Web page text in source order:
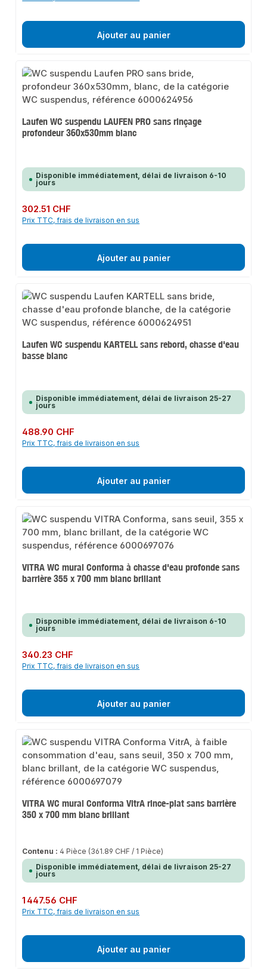
Ajouter au panier
Laufen WC suspendu LAUFEN PRO sans rinçage
profondeur 360x530mm blanc
Disponible immédiatement, délai de livraison 6-10
jours
Prix régulier :
302.51 CHF
Prix TTC, frais de livraison en sus
Ajouter au panier
Laufen WC suspendu KARTELL sans rebord, chasse d'eau
basse blanc
Disponible immédiatement, délai de livraison 25-27
jours
Prix régulier :
488.90 CHF
Prix TTC, frais de livraison en sus
Ajouter au panier
VITRA WC mural Conforma à chasse d'eau profonde sans
barrière 355 x 700 mm blanc brillant
Disponible immédiatement, délai de livraison 6-10
jours
Prix régulier :
340.23 CHF
Prix TTC, frais de livraison en sus
Ajouter au panier
VITRA WC mural Conforma VitrA rince-plat sans barrière
350 x 700 mm blanc brillant
Contenu : 4 Pièce (361.89 CHF / 1 Pièce)
Disponible immédiatement, délai de livraison 25-27
jours
Prix régulier :
1 447.56 CHF
Prix TTC, frais de livraison en sus
Ajouter au panier